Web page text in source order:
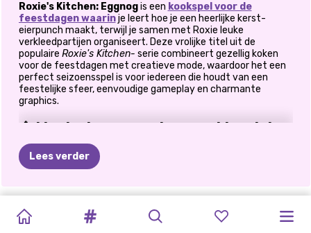
Roxie's Kitchen: Eggnogis een kookspel voor de
feestdagen waarinje leert hoe je een heerlijke kerst-
eierpunch maakt, terwijl je samen met Roxie leuke
verkleedpartijen organiseert. Deze vrolijke titel uit de
populaire Roxie's Kitchen- serie combineert gezellig koken
voor de feestdagen met creatieve mode, waardoor het een
perfect seizoensspel is voor iedereen die houdt van een
feestelijke sfeer, eenvoudige gameplay en charmante
graphics.
🎄 Maak stap voor stap een klassieke
kerst-eierpunch
InRoxie's Kitchen: Eggnog
maken van een traditionele kerst-eierpunch. Van het
mengen van ingrediënten tot het perfect koken van de
drank, de game houdt het eenvoudig, interactief en
Lees verder
HAZEL
ONET
CAPYBARA
KERST
KERSTFEEST
HAZEL
ELLIE
KERSTMAKE-
MODEDOOS:
KERSTDIVA
KARDASHIANS
DOEN
FROZEN